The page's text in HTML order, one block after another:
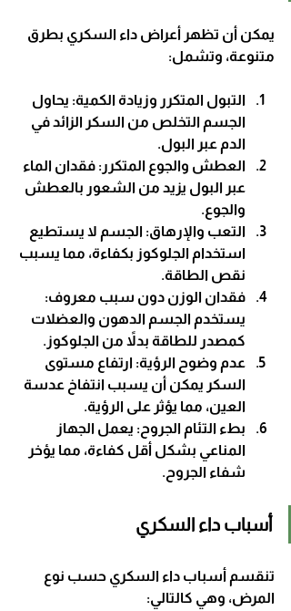
يمكن أن تظهر أعراض داء السكري بطرق
متنوعة، وتشمل:
التبول المتكرر وزيادة الكمية: يحاول
الجسم التخلص من السكر الزائد في
الدم عبر البول.
العطش والجوع المتكرر : فقدان الماء
عبر البول يزيد من الشعور بالعطش
والجوع.
التعب والإرهاق: الجسم لا يستطيع
استخدام الجلوكوز بكفاءة، مما يسبب
نقص الطاقة.
فقدان الوزن دون سبب معروف:
يستخدم الجسم الدهون والعضلات
كمصدر للطاقة بدلاً من الجلوكوز.
عدم وضوح الرؤية: ارتفاع مستوى
السكر يمكن أن يسبب انتفاخ عدسة
العين، مما يؤثر على الرؤية.
بطء التئام الجروح : يعمل الجهاز
المناعي بشكل أقل كفاءة، مما يؤخر
شفاء الجروح.
أسباب داء السكري
تنقسم أسباب داء السكري حسب نوع
المرض، وهي كالتالي: